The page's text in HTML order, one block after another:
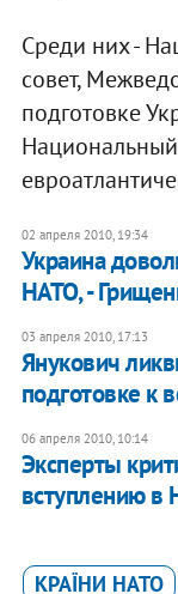
Среди них -
совет,
подготовке
02 апреля 2010, 19:34
Украина
НАТО, -
03 апреля 2010, 17:13
Янукович
подготовке к
06 апреля 2010, 10:14
Эксперты
вступлению в
КРАЇНИ НАТО